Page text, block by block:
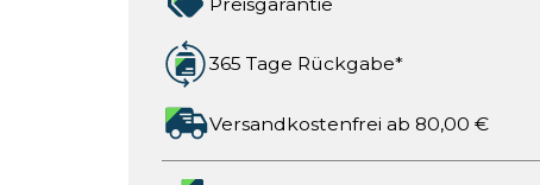
365 Tage Rückgabe*
Versandkostenfrei ab 80,00 €